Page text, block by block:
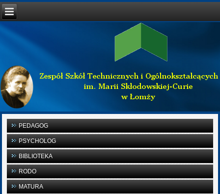
PEDAGOG
PSYCHOLOG
BIBLIOTEKA
RODO
MATURA